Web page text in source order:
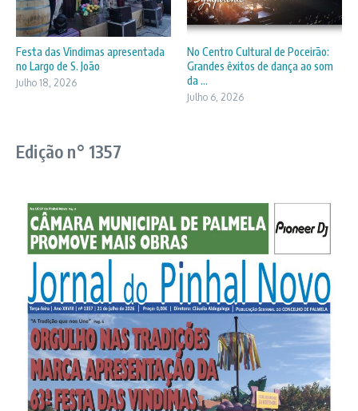
Festa das Vindimas apresentada
no Largo de S. João
Julho 18, 2026
No Centro Cultural de Poceirão:
Grandes êxitos de dança ao som
da ...
Julho 6, 2026
Edição n° 1357